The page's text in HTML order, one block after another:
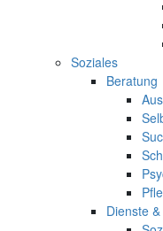
Soziales
Beratung
Dienste